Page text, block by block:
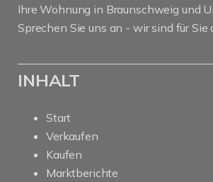
Ihre Wohnung in Braunschweig und
Sprechen Sie uns an - wir sind für Sie
INHALT
Start
Verkaufen
Kaufen
Marktberichte